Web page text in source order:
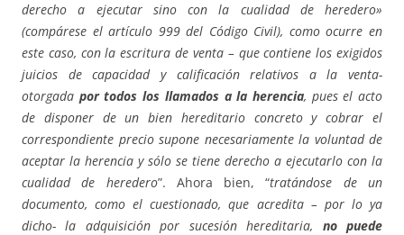
derecho a ejecutar sino con la cualidad de heredero»
(compárese el artículo 999 del Código Civil), como ocurre en
este caso, con la escritura de venta – que contiene los exigidos
juicios de capacidad y calificación relativos a la venta-
otorgada por todos los llamados a la herencia, pues el acto
de disponer de un bien hereditario concreto y cobrar el
correspondiente precio supone necesariamente la voluntad de
aceptar la herencia y sólo se tiene derecho a ejecutarlo con la
cualidad de heredero”. Ahora bien, “tratándose de un
documento, como el cuestionado, que acredita – por lo ya
dicho- la adquisición por sucesión hereditaria, no puede